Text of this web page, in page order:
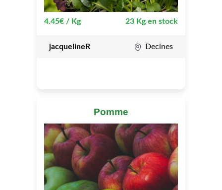
4.45€ / Kg 23 Kg en stock
jacquelineR Decines
Pomme